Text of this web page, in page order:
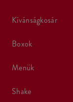
kívánságkosár
boxok
menük
shake